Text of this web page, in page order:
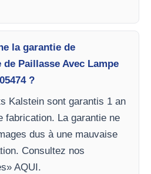
la garantie de
Paillasse Avec Lampe
?
Kalstein sont garantis 1 an
fabrication. La garantie ne
dus à une mauvaise
Consultez nos
AQUI.